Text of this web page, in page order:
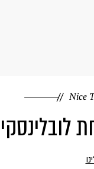
לובלינסקי
Nice